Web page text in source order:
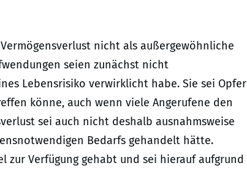
nicht als außergewöhnliche
seien zunächst nicht
Lebensrisiko verwirklicht habe. Sie sei Opfer
könne, auch wenn viele Angerufene den
sei auch nicht deshalb ausnahmsweise
Bedarfs gehandelt hätte.
Verfügung gehabt und sei hierauf aufgrund